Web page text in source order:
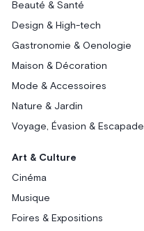
Beauté & Santé
Design & High-tech
Gastronomie & Oenologie
Maison & Décoration
Mode & Accessoires
Nature & Jardin
Voyage, Évasion & Escapade
Art & Culture
Cinéma
Musique
Foires & Expositions